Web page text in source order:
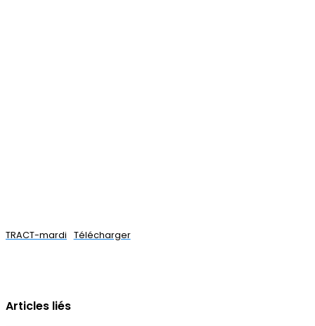
TRACT-mardi Télécharger
Articles liés